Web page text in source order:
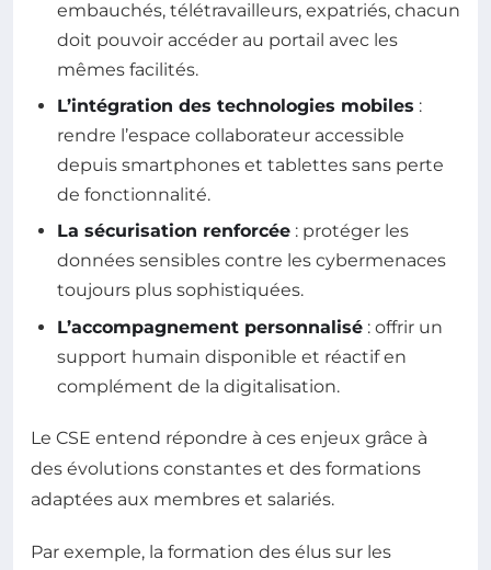
embauchés, télétravailleurs, expatriés, chacun
doit pouvoir accéder au portail avec les
mêmes facilités.
L’intégration des technologies mobiles :
rendre l’espace collaborateur accessible
depuis smartphones et tablettes sans perte
de fonctionnalité.
La sécurisation renforcée : protéger les
données sensibles contre les cybermenaces
toujours plus sophistiquées.
L’accompagnement personnalisé : offrir un
support humain disponible et réactif en
complément de la digitalisation.
Le CSE entend répondre à ces enjeux grâce à
des évolutions constantes et des formations
adaptées aux membres et salariés.
Par exemple, la formation des élus sur les